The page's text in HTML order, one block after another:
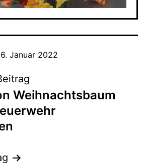
Januar 2022
Weihnachtsbaum